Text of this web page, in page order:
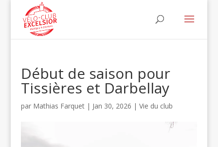
Début de saison pour
Tissières et Darbellay
par Mathias Farquet| Jan 30, 2026 | Vie du club